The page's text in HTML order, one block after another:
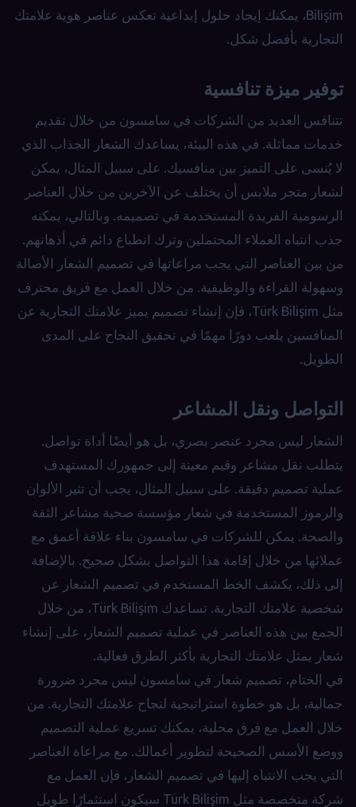
Bilişim، يمكنك إيجاد حلول إبداعية تعكس عناصر هوية علامتك
التجارية بأفضل شكل.
توفير ميزة تنافسية
تتنافس العديد من الشركات في سامسون من خلال تقديم
خدمات مماثلة. في هذه البيئة، يساعدك الشعار الجذاب الذي
لا يُنسى على التميز بين منافسيك. على سبيل المثال، يمكن
لشعار متجر ملابس أن يختلف عن الآخرين من خلال العناصر
الرسومية الفريدة المستخدمة في تصميمه. وبالتالي، يمكنه
جذب انتباه العملاء المحتملين وترك انطباع دائم في أذهانهم.
من بين العناصر التي يجب مراعاتها في تصميم الشعار الأصالة
وسهولة القراءة والوظيفية. من خلال العمل مع فريق محترف
مثل Türk Bilişim، فإن إنشاء تصميم يميز علامتك التجارية عن
المنافسين يلعب دورًا مهمًا في تحقيق النجاح على المدى
الطويل.
التواصل ونقل المشاعر
الشعار ليس مجرد عنصر بصري، بل هو أيضًا أداة تواصل.
يتطلب نقل مشاعر وقيم معينة إلى جمهورك المستهدف
عملية تصميم دقيقة. على سبيل المثال، يجب أن تثير الألوان
والرموز المستخدمة في شعار مؤسسة صحية مشاعر الثقة
والصحة. يمكن للشركات في سامسون بناء علاقة أعمق مع
عملائها من خلال إقامة هذا التواصل بشكل صحيح. بالإضافة
إلى ذلك، يكشف الخط المستخدم في تصميم الشعار عن
شخصية علامتك التجارية. تساعدك Türk Bilişim، من خلال
الجمع بين هذه العناصر في عملية تصميم الشعار، على إنشاء
شعار يمثل علامتك التجارية بأكثر الطرق فعالية.
في الختام، تصميم شعار في سامسون ليس مجرد ضرورة
جمالية، بل هو خطوة استراتيجية لنجاح علامتك التجارية. من
خلال العمل مع فرق محلية، يمكنك تسريع عملية التصميم
ووضع الأسس الصحيحة لتطوير أعمالك. مع مراعاة العناصر
التي يجب الانتباه إليها في تصميم الشعار، فإن العمل مع
شركة متخصصة مثل Türk Bilişim سيكون استثمارًا طويل